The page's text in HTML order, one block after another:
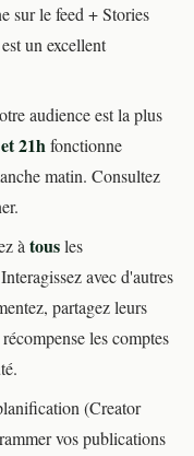
sur le feed + Stories
un excellent
audience est la plus
21hfonctionne
matin. Consultez
àtousles
avec d'autres
partagez leurs
les comptes
(Creator
vos publications